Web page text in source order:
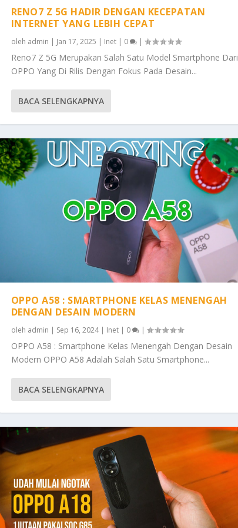
RENO7 Z 5G HADIR DENGAN KECEPATAN
INTERNET YANG LEBIH CEPAT
oleh admin | Jan 17, 2025 | Inet| 0 |
Reno7 Z 5G Merupakan Salah Satu Model Smartphone Dari
OPPO Yang Di Rilis Dengan Fokus Pada Desain...
BACA SELENGKAPNYA
OPPO A58 : SMARTPHONE KELAS MENENGAH
DENGAN DESAIN MODERN
oleh admin | Sep 16, 2024| Inet| 0 |
OPPO A58 : Smartphone Kelas Menengah Dengan Desain
Modern OPPO A58 Adalah Salah Satu Smartphone...
BACA SELENGKAPNYA